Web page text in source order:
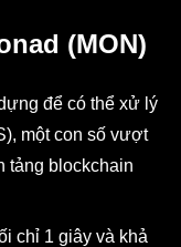
(MON)
để có thể xử lý
một con số vượt
tảng blockchain
chỉ 1 giây và khả